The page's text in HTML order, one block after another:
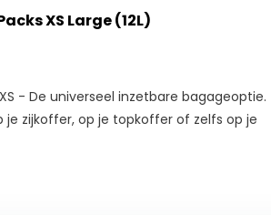
XS Large (12L)
- De universeel inzetbare bagageoptie.
je zijkoffer, op je topkoffer of zelfs op je